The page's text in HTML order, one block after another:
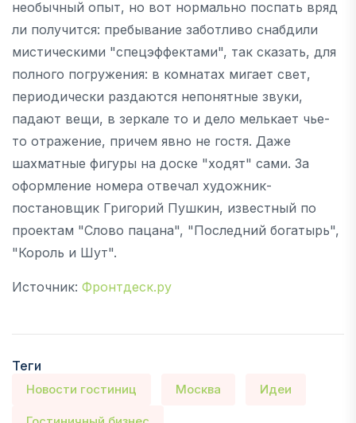
необычный опыт, но вот нормально поспать вряд
ли получится: пребывание заботливо снабдили
мистическими "спецэффектами", так сказать, для
полного погружения: в комнатах мигает свет,
периодически раздаются непонятные звуки,
падают вещи, в зеркале то и дело мелькает чье-
то отражение, причем явно не гостя. Даже
шахматные фигуры на доске "ходят" сами. За
оформление номера отвечал художник-
постановщик Григорий Пушкин, известный по
проектам "Слово пацана", "Последний богатырь",
"Король и Шут".
Источник: Фронтдеск.ру
Теги
Новости гостиниц Москва Идеи